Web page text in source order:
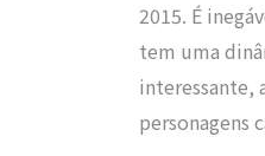
2015. É
tem uma
interessante,
personagens